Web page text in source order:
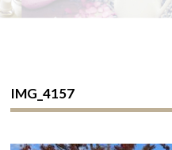
IMG_4157